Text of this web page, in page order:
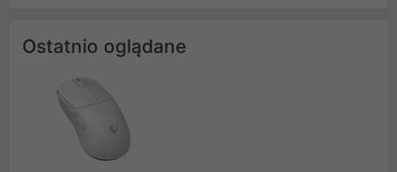
Ostatnio oglądane